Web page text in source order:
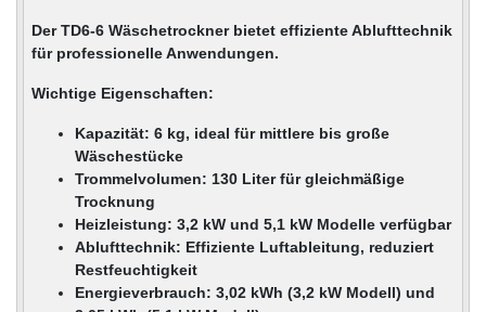
Der TD6-6 Wäschetrockner bietet effiziente Ablufttechnik
für professionelle Anwendungen.
Wichtige Eigenschaften:
Kapazität: 6 kg, ideal für mittlere bis große
Wäschestücke
Trommelvolumen: 130 Liter für gleichmäßige
Trocknung
Heizleistung: 3,2 kW und 5,1 kW Modelle verfügbar
Ablufttechnik: Effiziente Luftableitung, reduziert
Restfeuchtigkeit
Energieverbrauch: 3,02 kWh (3,2 kW Modell) und